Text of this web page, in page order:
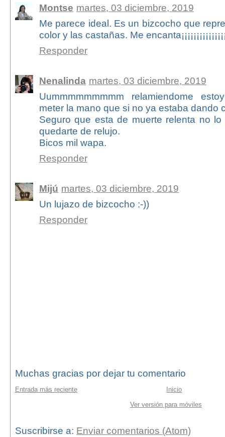
Montse martes, 03 diciembre, 2019
Me parece ideal. Es un bizcocho que
color y las castañas. Me
Responder
Nenalinda martes, 03 diciembre, 2019
Uummmmmmmmm relamiendome
meter la mano que si no ya estaba dando
Seguro que esta de muerte relenta no lo
quedarte de relujo.
Bicos mil wapa.
Responder
Mijú martes, 03 diciembre, 2019
Un lujazo de bizcocho :-))
Responder
Muchas gracias por dejar tu comentario
Entrada más reciente
Inicio
Ver versión para móviles
Suscribirse a: Enviar comentarios (Atom)